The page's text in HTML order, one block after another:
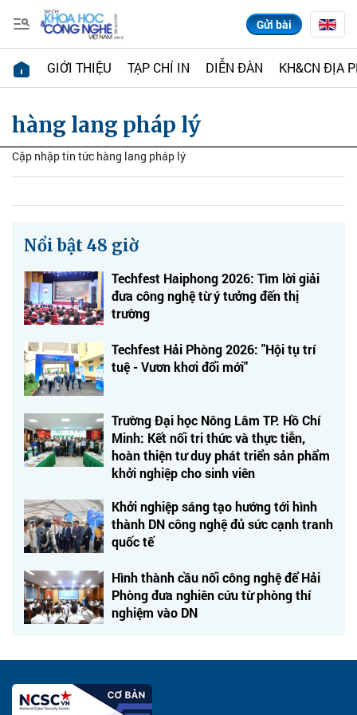
Gửi bài
GIỚI THIỆU TẠP CHÍ IN DIỄN ĐÀN KH&CN ĐỊA
hàng lang pháp lý
Cập nhập tin tức hàng lang pháp lý
Nổi bật 48 giờ
Techfest Haiphong 2026: Tìm lời giải
đưa công nghệ từ ý tưởng đến thị
trường
Techfest Hải Phòng 2026: "Hội tụ trí
tuệ - Vươn khơi đổi mới"
Trường Đại học Nông Lâm TP. Hồ Chí
Minh: Kết nối tri thức và thực tiễn,
hoàn thiện tư duy phát triển sản phẩm
khởi nghiệp cho sinh viên
Khởi nghiệp sáng tạo hướng tới hình
thành DN công nghệ đủ sức cạnh tranh
quốc tế
Hình thành cầu nối công nghệ để Hải
Phòng đưa nghiên cứu từ phòng thí
nghiệm vào DN